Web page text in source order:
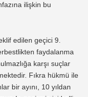
ilişkin bu
edilen geçici 9.
faydalanma
karşı suçlar
Fıkra hükmü ile
bir ayını, 10 yıldan